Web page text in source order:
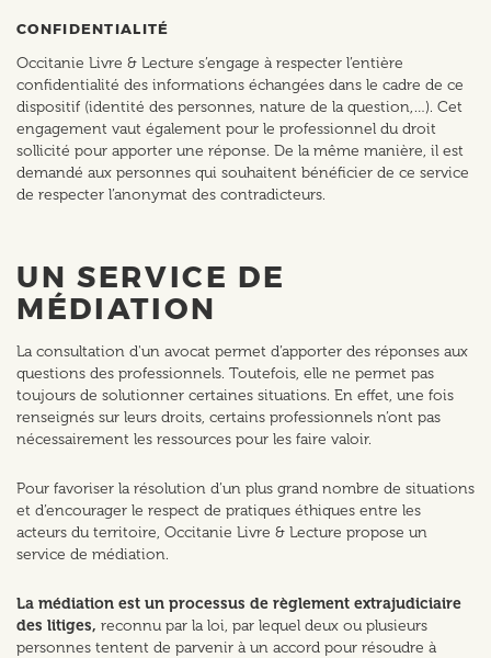
CONFIDENTIALITÉ
Occitanie Livre & Lecture s’engage à respecter l’entière
confidentialité des informations échangées dans le cadre de ce
dispositif (identité des personnes, nature de la question,…). Cet
engagement vaut également pour le professionnel du droit
sollicité pour apporter une réponse. De la même manière, il est
demandé aux personnes qui souhaitent bénéficier de ce service
de respecter l’anonymat des contradicteurs.
UN SERVICE DE
MÉDIATION
La consultation d'un avocat permet d’apporter des réponses aux
questions des professionnels. Toutefois, elle ne permet pas
toujours de solutionner certaines situations. En effet, une fois
renseignés sur leurs droits, certains professionnels n’ont pas
nécessairement les ressources pour les faire valoir.
Pour favoriser la résolution d’un plus grand nombre de situations
et d’encourager le respect de pratiques éthiques entre les
acteurs du territoire, Occitanie Livre & Lecture propose un
service de médiation.
La médiation est un processus de règlement extrajudiciaire
des litiges, reconnu par la loi, par lequel deux ou plusieurs
personnes tentent de parvenir à un accord pour résoudre à